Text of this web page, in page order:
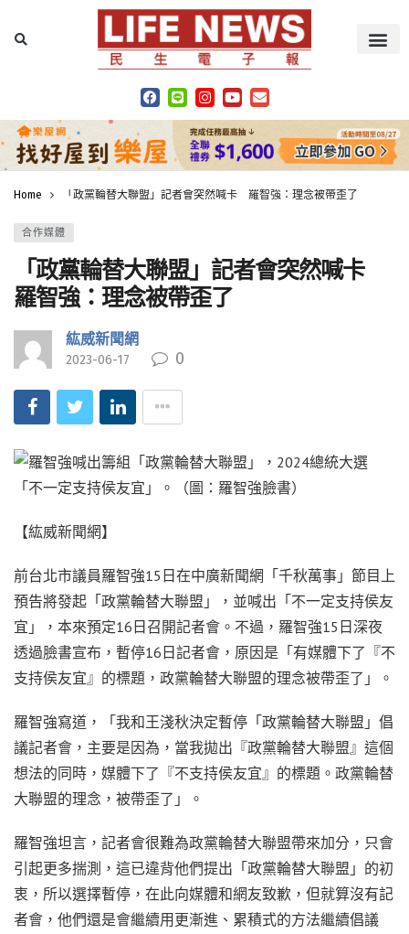
Home 「政黨輪替大聯盟」記者會突然喊卡 羅智強：理念被帶歪了
合作媒體
「政黨輪替大聯盟」記者會突然喊卡
羅智強：理念被帶歪了
紘威新聞網
2023-06-17 0
【紘威新聞網】
前台北市議員羅智強15日在中廣新聞網「千秋萬事」節目上
預告將發起「政黨輪替大聯盟」，並喊出「不一定支持侯友
宜」，本來預定16日召開記者會。不過，羅智強15日深夜
透過臉書宣布，暫停16日記者會，原因是「有媒體下了『不
支持侯友宜』的標題，政黨輪替大聯盟的理念被帶歪了」。
羅智強寫道，「我和王淺秋決定暫停「政黨輪替大聯盟」倡
議記者會，主要是因為，當我拋出『政黨輪替大聯盟』這個
想法的同時，媒體下了『不支持侯友宜』的標題。政黨輪替
大聯盟的理念，被帶歪了」。
羅智強坦言，記者會很難為政黨輪替大聯盟帶來加分，只會
引起更多揣測，這已違背他們提出「政黨輪替大聯盟」的初
衷，所以選擇暫停，在此向媒體和網友致歉，但就算沒有記
者會，他們還是會繼續用更漸進、累積式的方法繼續倡議